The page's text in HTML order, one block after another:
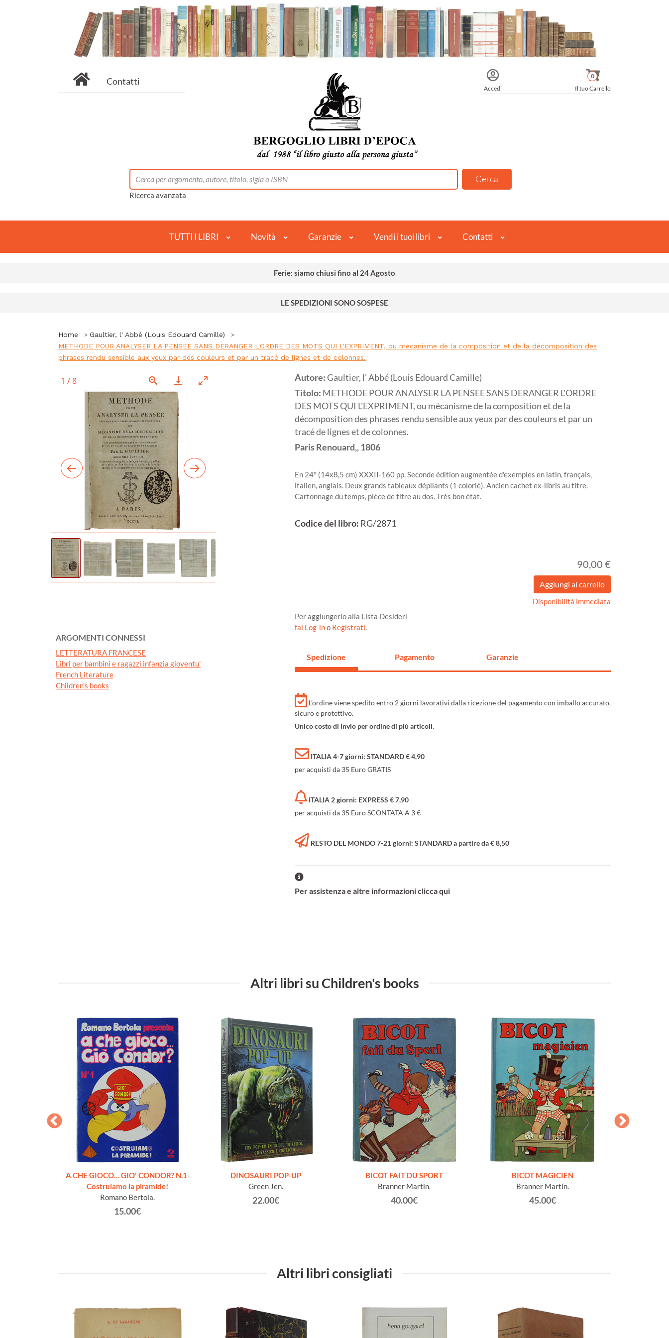
Contatti
Accedi Il tuo Carrello
0
Ricerca avanzata
TUTTI I LIBRI Novità Garanzie Vendi i tuoi libri Contatti
Ferie: siamo chiusi fino al 24 Agosto
LE SPEDIZIONI SONO SOSPESE
Home
Gaultier, l' Abbé (Louis Edouard Camille)
METHODE POUR ANALYSER LA PENSEE SANS DERANGER L'ORDRE DES MOTS QUI L'EXPRIMENT, ou mécanisme de la composition et de la décomposition des
phrases rendu sensible aux yeux par des couleurs et par un tracé de lignes et de colonnes.
1 /8
ARGOMENTI CONNESSI
LETTERATURA FRANCESE
Libri per bambini e ragazzi infanzia gioventu'
French Literature
Children's books
Autore:Gaultier, l' Abbé (Louis Edouard Camille)
Titolo: METHODE POUR ANALYSER LA PENSEE SANS DERANGER L'ORDRE
DES MOTS QUI L'EXPRIMENT, ou mécanisme de la composition et de la
décomposition des phrases rendu sensible aux yeux par des couleurs et par un
tracé de lignes et de colonnes.
ParisRenouard,,1806
En 24° (14x8,5 cm) XXXII-160 pp. Seconde édition augmentée d'exemples en latin, français,
italien, anglais. Deux grands tableaux dépliants (1 colorié). Ancien cachet ex-libris au titre.
Cartonnage du temps, pièce de titre au dos. Très bon état.
Codice del libro: RG/2871
90,00 €
Disponibilità immediata
Per aggiungerlo alla Lista Desideri
fai Log-ino Registrati.
Spedizione Pagamento Garanzie
L'ordine viene spedito entro 2 giorni lavorativi dalla ricezione del pagamento con imballo accurato,
sicuro e protettivo.
Unico costo di invio per ordine di più articoli.
ITALIA 4-7 giorni: STANDARD € 4,90
per acquisti da 35 Euro GRATIS
ITALIA 2 giorni: EXPRESS € 7,90
per acquisti da 35 Euro SCONTATA A 3 €
RESTO DEL MONDO 7-21 giorni: STANDARD a partire da € 8,50
Per assistenza e altre informazioni clicca qui
Altri libri su Children's books
A CHE GIOCO… GIO' CONDOR? N.1-
Costruiamo la piramide!
Romano Bertola.
15.00€
DINOSAURI POP-UP
Green Jen.
22.00€
BICOT FAIT DU SPORT
Branner Martin.
40.00€
BICOT MAGICIEN
Branner Martin.
45.00€
Altri libri consigliati